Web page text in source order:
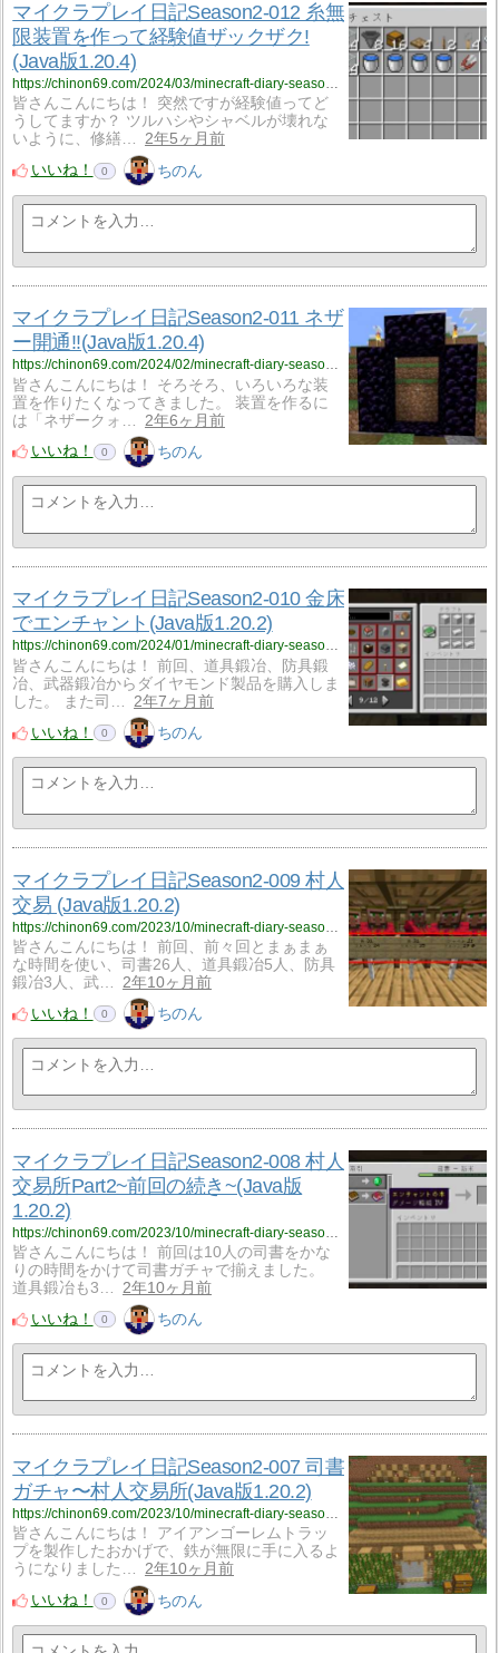
マイクラプレイ日記Season2-012 糸無
限装置を作って経験値ザックザク!
(Java版1.20.4)
https://chinon69.com/2024/03/minecraft-diary-season2-012/
皆さんこんにちは！ 突然ですが経験値ってど
うしてますか？ ツルハシやシャベルが壊れな
いように、修繕…
2年5ヶ月前
いいね！
0 ちのん
マイクラプレイ日記Season2-011 ネザ
ー開通!!(Java版1.20.4)
https://chinon69.com/2024/02/minecraft-diary-season2-011/
皆さんこんにちは！ そろそろ、いろいろな装
置を作りたくなってきました。 装置を作るに
は「ネザークォ…
2年6ヶ月前
いいね！
0 ちのん
マイクラプレイ日記Season2-010 金床
でエンチャント(Java版1.20.2)
https://chinon69.com/2024/01/minecraft-diary-season2-010/
皆さんこんにちは！ 前回、道具鍛冶、防具鍛
冶、武器鍛冶からダイヤモンド製品を購入しま
した。 また司…
2年7ヶ月前
いいね！
0 ちのん
マイクラプレイ日記Season2-009 村人
交易 (Java版1.20.2)
皆さんこんにちは！ 前回、前々回とまぁまぁ
な時間を使い、司書26人、道具鍛冶5人、防具
鍛冶3人、武…
2年10ヶ月前
いいね！
0 ちのん
マイクラプレイ日記Season2-008 村人
交易所Part2~前回の続き~(Java版
1.20.2)
https://chinon69.com/2023/10/minecraft-diary-season2-008/
皆さんこんにちは！ 前回は10人の司書をかな
りの時間をかけて司書ガチャで揃えました。
道具鍛冶も3…
2年10ヶ月前
いいね！
0 ちのん
マイクラプレイ日記Season2-007 司書
ガチャ〜村人交易所(Java版1.20.2)
https://chinon69.com/2023/10/minecraft-diary-season2-007/
皆さんこんにちは！ アイアンゴーレムトラッ
プを製作したおかげで、鉄が無限に手に入るよ
うになりました…
2年10ヶ月前
いいね！
0 ちのん